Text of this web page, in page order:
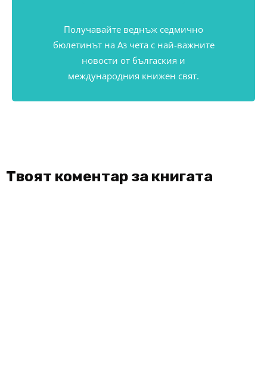
Получавайте веднъж седмично
бюлетинът на Аз чета с най-важните
новости от бългаския и
международния книжен свят.
Твоят коментар за книгата